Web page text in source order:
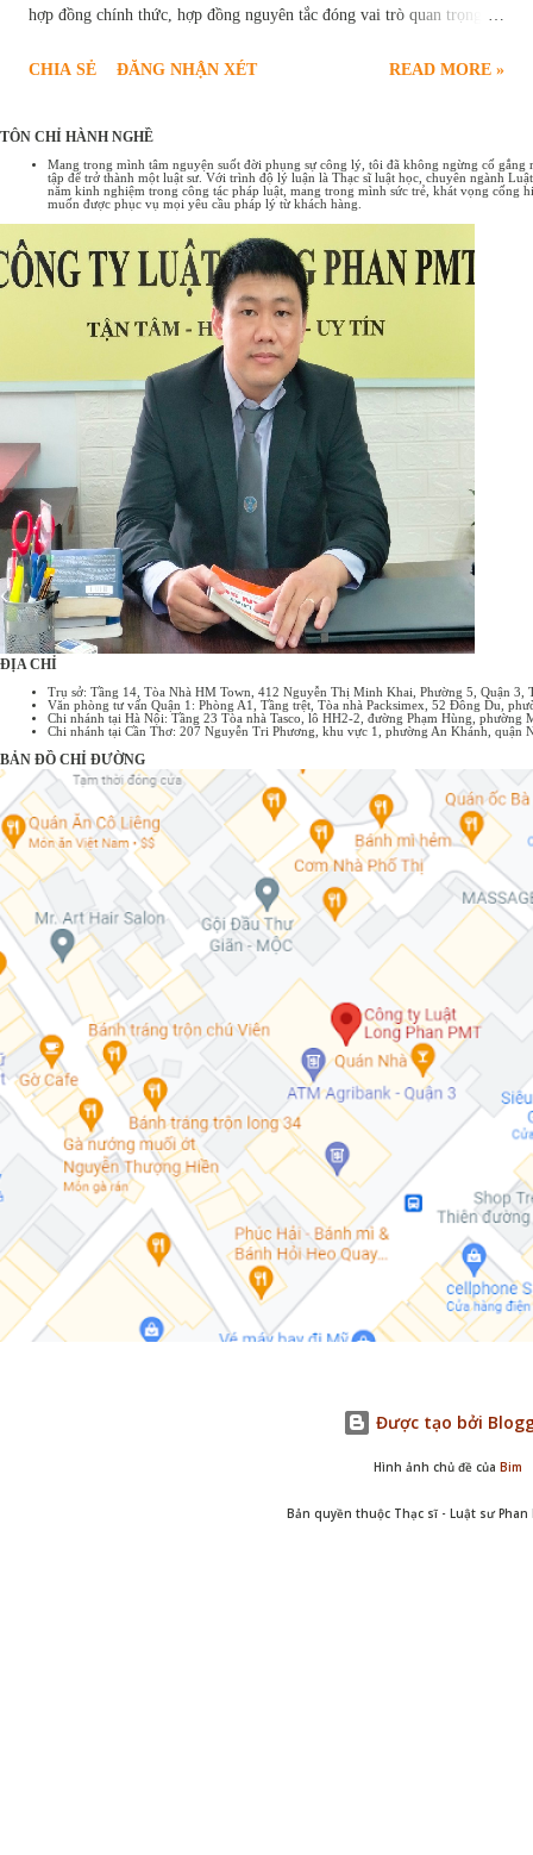
hợp đồng chính thức, hợp đồng nguyên tắc đóng vai trò quan trọng,
sau đây sẽ cung cấp chi tiết quy định pháp luật về hợp đồng nguyên
Tổng quan về hợp đồng nguyên tắc Hợp đồng nguyên tắc là sự thỏa
thuận sơ bộ giữa các bên về những nội dung cơ bản, những nguyên
tắc chung nhất của một giao dịch. Có thể hiểu hợp đồng nguyên tắc
như một bản "ghi nhớ" hoặc "cam kết" về ý định hợp tác, tạo tiền đề
cho việc đàm phán và ký kết hợp đồng chính thức sau này. Đặc điểm
của hợp đồng nguyên tắc: Tính chất định hướng: Xác định khuôn khổ
chung, những điểm cốt lõi của giao ...
CHIA SẺ ĐĂNG NHẬN XÉT READ MORE »
TÔN CHỈ HÀNH NGHỀ
Mang trong mình tâm nguyện suốt đời phụng sự công lý, tôi đã không ngừng cố
tập để trở thành một luật sư. Với trình độ lý luận là Thạc sĩ luật học, chuyên ngành
năm kinh nghiệm trong công tác pháp luật, mang trong mình sức trẻ, khát vọng cống
muốn được phục vụ mọi yêu cầu pháp lý từ khách hàng.
ĐỊA CHỈ
Trụ sở: Tầng 14, Tòa Nhà HM Town, 412 Nguyễn Thị Minh Khai, Phường 5, Quận 3,
Văn phòng tư vấn Quận 1: Phòng A1, Tầng trệt, Tòa nhà Packsimex, 52 Đông Du,
Chi nhánh tại Hà Nội: Tầng 23 Tòa nhà Tasco, lô HH2-2, đường Phạm Hùng,
Chi nhánh tại Cần Thơ: 207 Nguyễn Tri Phương, khu vực 1, phường An Khánh, quận
BẢN ĐỒ CHỈ ĐƯỜNG
Được tạo bởi
Hình ảnh chủ đề của Bim
Bản quyền thuộc Thạc sĩ - Luật sư Phan